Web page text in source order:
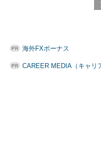
海外FXボーナス
CAREER MEDIA（キャリ